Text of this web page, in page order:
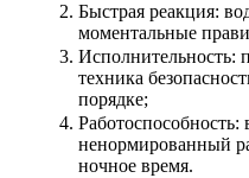
Быстрая реакция:
моментальные
Исполнительность:
техника
порядке;
ненормированный
ночное время.